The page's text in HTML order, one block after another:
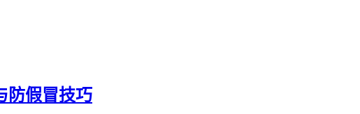
防假冒技巧